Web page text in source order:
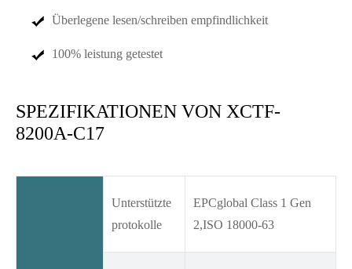
Überlegene lesen/schreiben empfindlichkeit
100% leistung getestet
SPEZIFIKATIONEN VON XCTF-
8200A-C17
Unterstützte
protokolle
EPCglobal Class 1 Gen
2,ISO 18000-63